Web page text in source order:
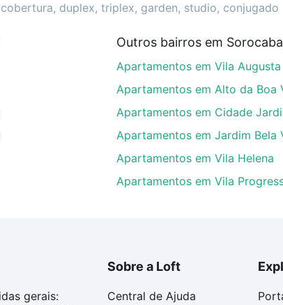
Esmeralda, Sorocaba, SP que custam a partir de
alguma dúvida dos custos envolvidos no
o imóvel dos seus sonhos com segurança e
duplex, triplex, garden, studio, conjugado
Outros bairros em
Apartamentos em Vila Augusta
Apartamentos em Alto da Boa
Apartamentos em Cidade
Apartamentos em Jardim Bela
Apartamentos em Vila Helena
Apartamentos em Vila
gerais:
Sobre a Loft
Central de Ajuda